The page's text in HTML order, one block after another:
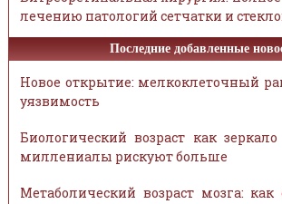
лечению патологий сетчатки и
Последние добавленные
Новое открытие: мелкоклеточный
уязвимость
Биологический возраст как
миллениалы рискуют больше
Метаболический возраст мозга: